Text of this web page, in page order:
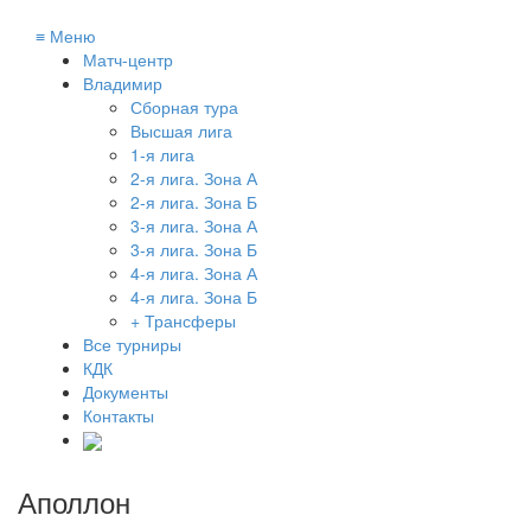
≡ Меню
Матч-центр
Владимир
Сборная тура
Высшая лига
1-я лига
2-я лига. Зона А
2-я лига. Зона Б
3-я лига. Зона А
3-я лига. Зона Б
4-я лига. Зона А
4-я лига. Зона Б
+ Трансферы
Все турниры
КДК
Документы
Контакты
Аполлон